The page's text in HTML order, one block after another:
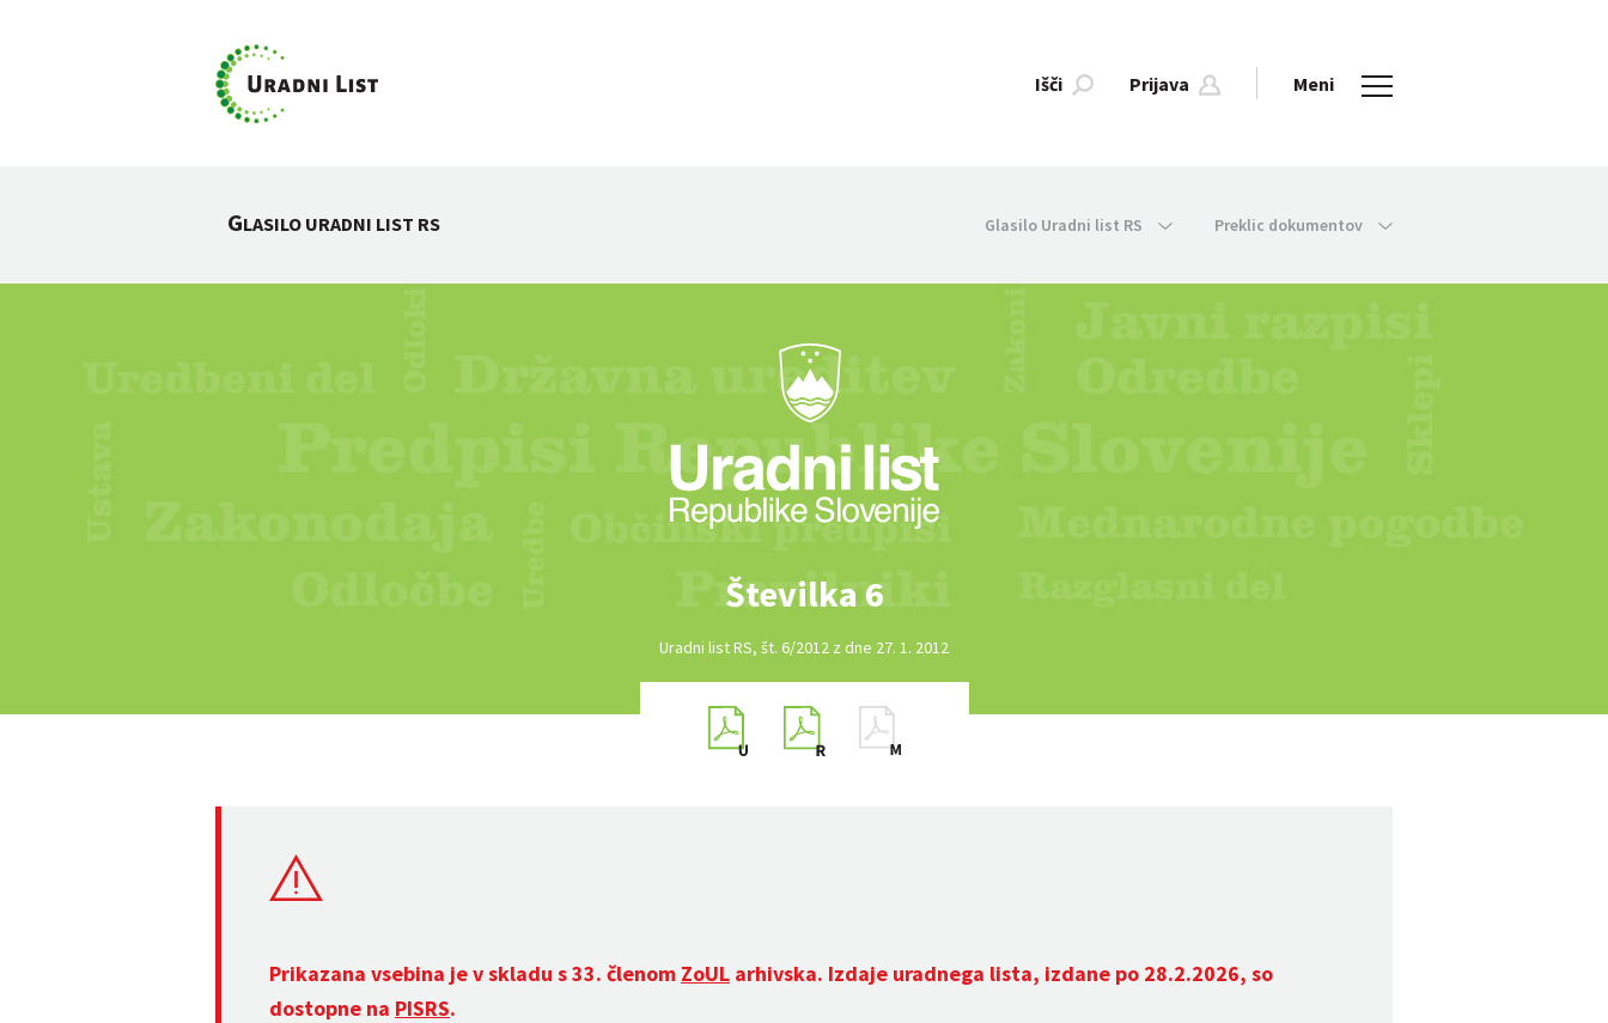
Išči Prijava Meni
GLASILO URADNI LIST RS Glasilo Uradni list RS Preklic dokumentov
Številka 6
Uradni list RS, št. 6/2012 z dne 27. 1. 2012
Prikazana vsebina je v skladu s 33. členom ZoUL arhivska. Izdaje uradnega lista, izdane po 28.2.2026, so
dostopne na PISRS.